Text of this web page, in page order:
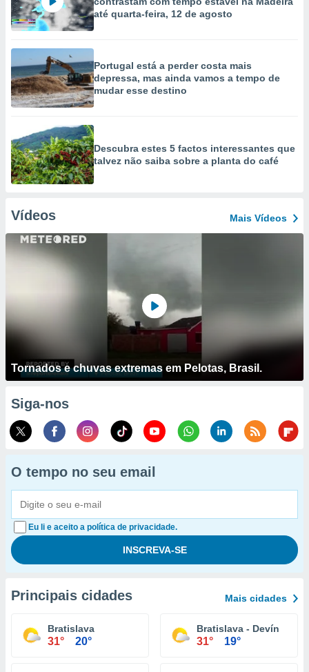
até quarta-feira, 12 de agosto
Portugal está a perder costa mais
depressa, mas ainda vamos a tempo de
mudar esse destino
Descubra estes 5 factos interessantes que
talvez não saiba sobre a planta do café
Vídeos Mais Vídeos
Tornados e chuvas extremas em Pelotas, Brasil.
Siga-nos
O tempo no seu email
Eu li e aceito a política de privacidade.
Principais cidades Mais cidades
Bratislava
31° 20°
Bratislava - Devín
31° 19°